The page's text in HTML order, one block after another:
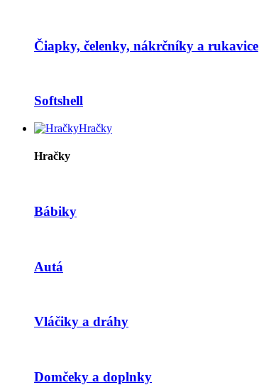
Čiapky, čelenky, nákrčníky a rukavice
Softshell
Hračky
Hračky
Bábiky
Autá
Vláčiky a dráhy
Domčeky a doplnky